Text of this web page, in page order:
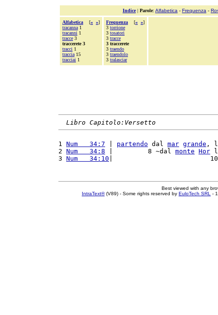
Indice| Parole: Alfabetica - Frequenza -
Alfabetica [« »]
tracanna 1
tracanni 1
tracce 3
traccerete 3
tracci 1
traccia 15
tracciai 1
Frequenza [« »]
3 torrione
3 tosatori
3 tracce
3 traccerete
3 traendo
3 traendolo
3 tralasciar
Libro Capitolo:Versetto
1 Num   34:7 partendo dal mar grande ,
2 Num   34:8 |         8 ~dal monte Hor
3 Num   34:10 |                         10
Best viewed with any
IntraText®(V89) - Some rights reserved by EuloTech SRL -